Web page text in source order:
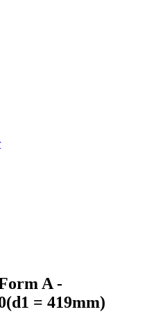
A -
= 419mm)